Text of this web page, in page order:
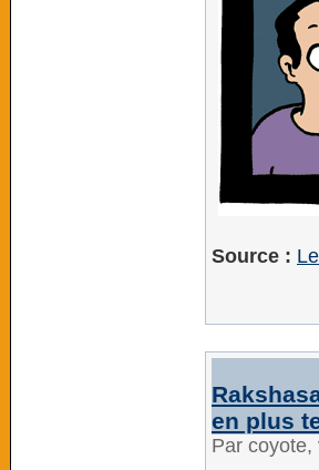
Source :
en plus
Par